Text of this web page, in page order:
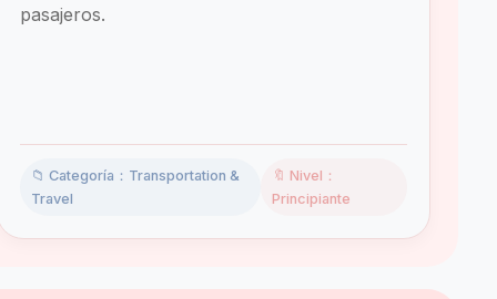
pasajeros.
📁 Categoría：Transportation &
Travel
🔖 Nivel：
Principiante